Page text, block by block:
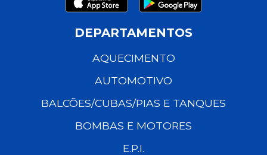
DEPARTAMENTOS
AQUECIMENTO
AUTOMOTIVO
BALCÕES/CUBAS/PIAS E TANQUES
BOMBAS E MOTORES
E.P.I.